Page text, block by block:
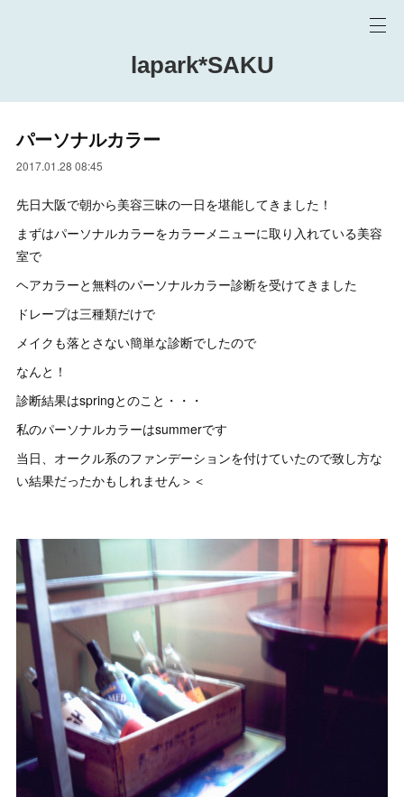
lapark*SAKU
パーソナルカラー
2017.01.28 08:45
先日大阪で朝から美容三昧の一日を堪能してきました！
まずはパーソナルカラーをカラーメニューに取り入れている美容
室で
ヘアカラーと無料のパーソナルカラー診断を受けてきました
ドレープは三種類だけで
メイクも落とさない簡単な診断でしたので
なんと！
診断結果はspringとのこと・・・
私のパーソナルカラーはsummerです
当日、オークル系のファンデーションを付けていたので致し方な
い結果だったかもしれません＞＜